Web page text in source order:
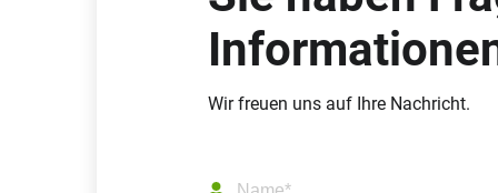
Wir freuen uns auf Ihre Nachricht.